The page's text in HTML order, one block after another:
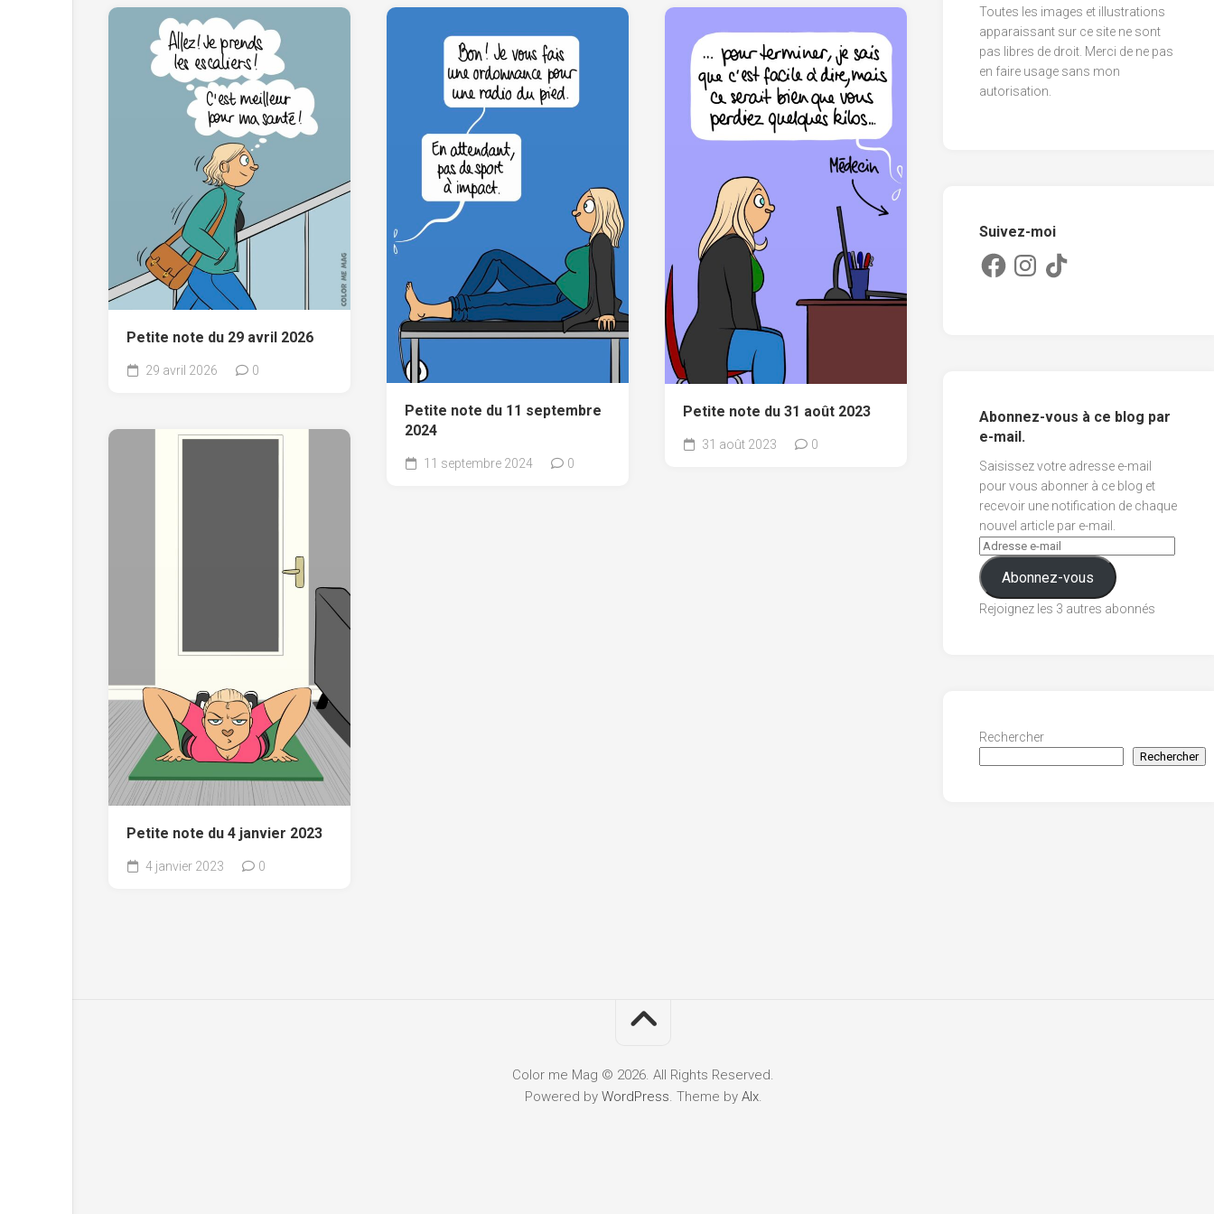
2012
2011
Petite note du 29 avril 2026
29 avril 2026 0
Petite note du 11 septembre
2024
11 septembre 2024 0
Petite note du 31 août 2023
31 août 2023 0
Petite note du 4 janvier 2023
4 janvier 2023 0
Toutes les images et illustrations
apparaissant sur ce site ne sont
pas libres de droit. Merci de ne pas
en faire usage sans mon
autorisation.
Suivez-moi
FacebookInstagram
TikTok
Abonnez-vous à ce blog par
e-mail.
Saisissez votre adresse e-mail
pour vous abonner à ce blog et
recevoir une notification de chaque
nouvel article par e-mail.
Abonnez-vous
Rejoignez les 3 autres abonnés
Rechercher
Rechercher
Color me Mag © 2026. All Rights Reserved.
Powered by WordPress. Theme by Alx.